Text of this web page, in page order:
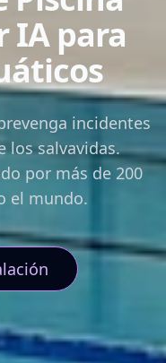
IA para
incidentes
los salvavidas.
por más de 200
el mundo.